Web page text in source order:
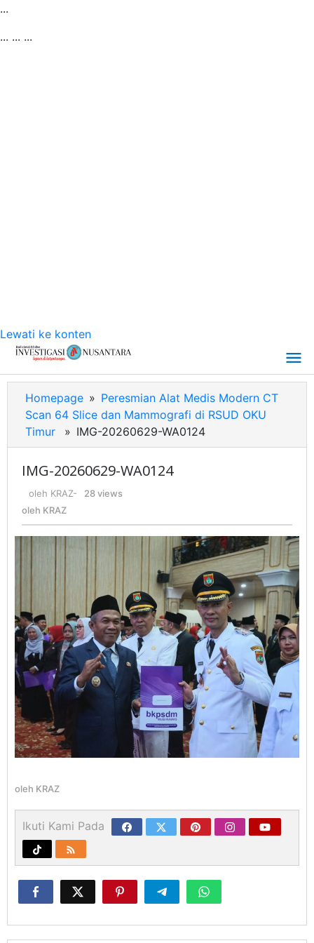
...
... ... ...
Lewati ke konten
Homepage » Peresmian Alat Medis Modern CT
Scan 64 Slice dan Mammografi di RSUD OKU
Timur
» IMG-20260629-WA0124
IMG-20260629-WA0124
oleh KRAZ-
28 views
oleh KRAZ
oleh KRAZ
Ikuti Kami Pada